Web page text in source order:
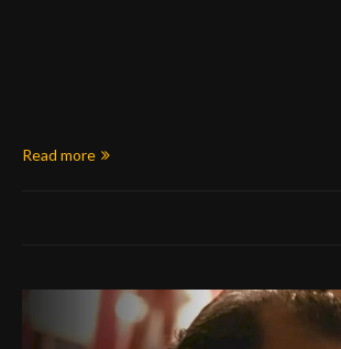
Read more